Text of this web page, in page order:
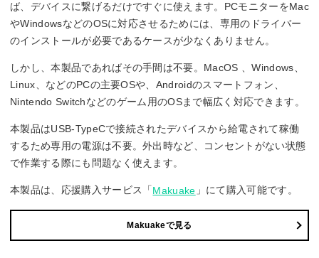
ば、デバイスに繋げるだけですぐに使えます。PCモニターをMac
やWindowsなどのOSに対応させるためには、専用のドライバー
のインストールが必要であるケースが少なくありません。
しかし、本製品であればその手間は不要。MacOS 、Windows、
Linux、などのPCの主要OSや、Androidのスマートフォン、
Nintendo Switchなどのゲーム用のOSまで幅広く対応できます。
本製品はUSB-TypeCで接続されたデバイスから給電されて稼働
するため専用の電源は不要。外出時など、コンセントがない状態
で作業する際にも問題なく使えます。
本製品は、応援購入サービス「 Makuake 」にて購入可能です。
Makuakeで見る